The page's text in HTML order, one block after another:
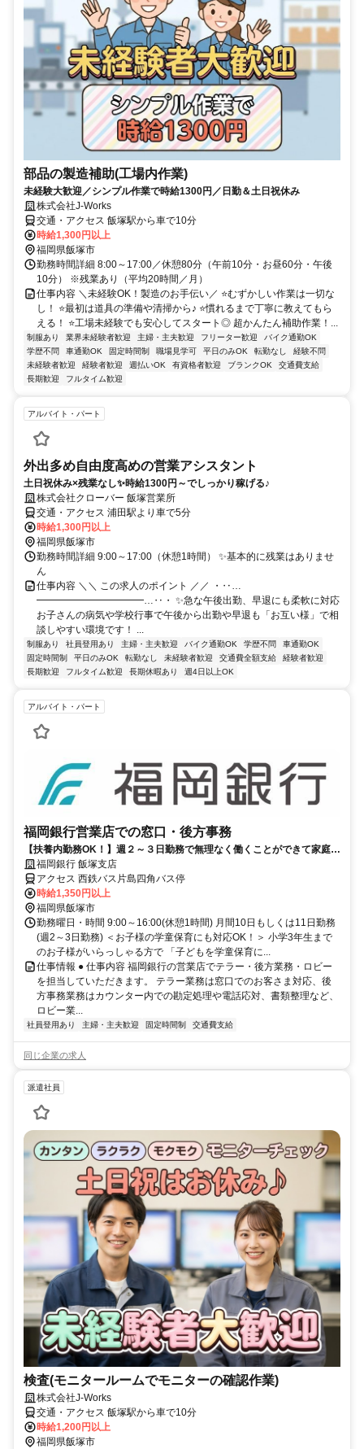
部品の製造補助(工場内作業)
未経験大歓迎／シンプル作業で時給1300円／日勤＆土日祝休み
株式会社J-Works
交通・アクセス 飯塚駅から車で10分
時給1,300円以上
福岡県飯塚市
勤務時間詳細 8:00～17:00／休憩80分（午前10分・お昼60分・午後
10分） ※残業あり（平均20時間／月）
仕事内容 ＼未経験OK！製造のお手伝い／ ⭐むずかしい作業は一切な
し！ ⭐最初は道具の準備や清掃から♪ ⭐慣れるまで丁寧に教えてもら
える！ ⭐工場未経験でも安心してスタート◎ 超かんたん補助作業！...
制服あり 業界未経験者歓迎 主婦・主夫歓迎 フリーター歓迎
バイク通勤OK
学歴不問
車通勤OK 固定時間制 職場見学可 平日のみOK 転勤なし
経験不問
未経験者歓迎
経験者歓迎 週払いOK 有資格者歓迎 ブランクOK
交通費支給
長期歓迎
フルタイム歓迎
アルバイト・パート
外出多め自由度高めの営業アシスタント
土日祝休み×残業なし✨時給1300円～でしっかり稼げる♪
株式会社クローバー 飯塚営業所
交通・アクセス 浦田駅より車で5分
時給1,300円以上
福岡県飯塚市
勤務時間詳細 9:00～17:00（休憩1時間） ✨基本的に残業はありませ
ん
仕事内容 ＼＼ この求人のポイント ／／ ・‥…
━━━━━━━━━━━…‥・ ✨急な午後出勤、早退にも柔軟に対応
お子さんの病気や学校行事で午後から出勤や早退も「お互い様」で相
談しやすい環境です！ ...
制服あり 社員登用あり 主婦・主夫歓迎 バイク通勤OK 学歴不問
車通勤OK
固定時間制
平日のみOK 転勤なし 未経験者歓迎 交通費全額支給
経験者歓迎
長期歓迎
フルタイム歓迎 長期休暇あり 週4日以上OK
アルバイト・パート
福岡銀行営業店での窓口・後方事務
【扶養内勤務OK！】週２～３日勤務で無理なく働くことができて家庭と
の両立が可能♪
福岡銀行 飯塚支店
アクセス 西鉄バス片島四角バス停
時給1,350円以上
福岡県飯塚市
勤務曜日・時間 9:00～16:00(休憩1時間) 月間10日もしくは11日勤務
(週2～3日勤務) ＜お子様の学童保育にも対応OK！＞ 小学3年生まで
のお子様がいらっしゃる方で 「子どもを学童保育に...
仕事情報 ● 仕事内容 福岡銀行の営業店でテラー・後方業務・ロビー
を担当していただきます。 テラー業務は窓口でのお客さま対応、後
方事務業務はカウンター内での勘定処理や電話応対、書類整理など、
ロビー業...
社員登用あり 主婦・主夫歓迎 固定時間制 交通費支給
同じ企業の求人
派遣社員
検査(モニタールームでモニターの確認作業)
株式会社J-Works
交通・アクセス 飯塚駅から車で10分
時給1,200円以上
福岡県飯塚市